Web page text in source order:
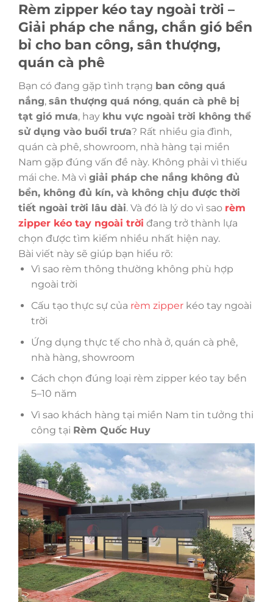
Rèm zipper kéo tay ngoài trời –
Giải pháp che nắng, chắn gió bền
bỉ cho ban công, sân thượng,
quán cà phê
Bạn có đang gặp tình trạng ban công quá
nắng, sân thượng quá nóng, quán cà phê bị
tạt gió mưa, hay khu vực ngoài trời không thể
sử dụng vào buổi trưa? Rất nhiều gia đình,
quán cà phê, showroom, nhà hàng tại miền
Nam gặp đúng vấn đề này. Không phải vì thiếu
mái che. Mà vì giải pháp che nắng không đủ
bền, không đủ kín, và không chịu được thời
tiết ngoài trời lâu dài. Và đó là lý do vì sao rèm
zipper kéo tay ngoài trời đang trở thành lựa
chọn được tìm kiếm nhiều nhất hiện nay.
Bài viết này sẽ giúp bạn hiểu rõ:
Vì sao rèm thông thường không phù hợp
ngoài trời
Cấu tạo thực sự của rèm zipperkéo tay ngoài
trời
Ứng dụng thực tế cho nhà ở, quán cà phê,
nhà hàng, showroom
Cách chọn đúng loại rèm zipper kéo tay bền
5–10 năm
Vì sao khách hàng tại miền Nam tin tưởng thi
công tại Rèm Quốc Huy